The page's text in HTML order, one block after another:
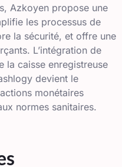
Azkoyen propose une
les processus de
la sécurité, et offre une
L’intégration de
la caisse enregistreuse
devient le
monétaires
normes sanitaires.